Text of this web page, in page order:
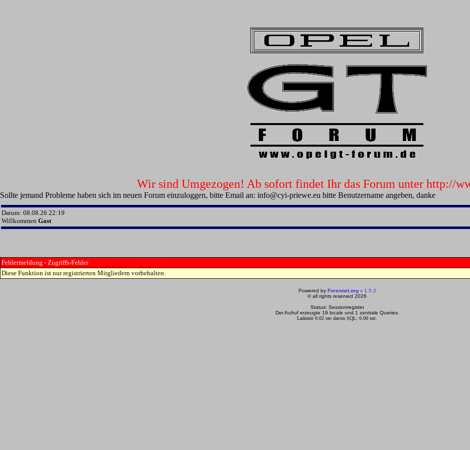
Wir sind Umgezogen! Ab sofort findet Ihr das Forum unter http://
Sollte jemand Probleme haben sich im neuen Forum einzuloggen, bitte Email an: info@cyi-priewe.eu bitte Benutzername angeben, danke
Datum: 08.08.26 22:19
Willkommen Gast
Fehlermeldung - Zugriffs-Fehler
Diese Funktion ist nur registrierten Mitgliedern vorbehalten.
Powered by Forennet.org v 1.5.2
© all rights reserved 2026
Status: Sessionregister
Der Aufruf erzeugte 19 locale und 1 zentrale Queries.
Ladezeit 0.02 sec davon SQL: 0.00 sec.